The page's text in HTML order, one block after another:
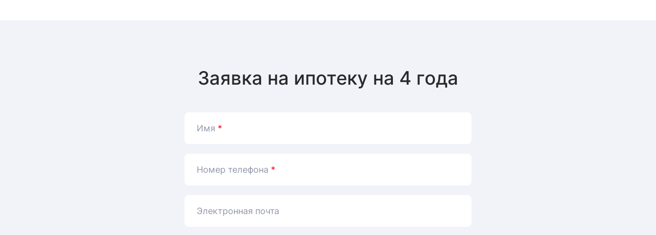
Заявка на ипотеку на 4 года
Имя *
Номер телефона *
Электронная почта